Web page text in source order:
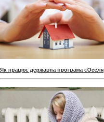
Як працює державна програма єОселя